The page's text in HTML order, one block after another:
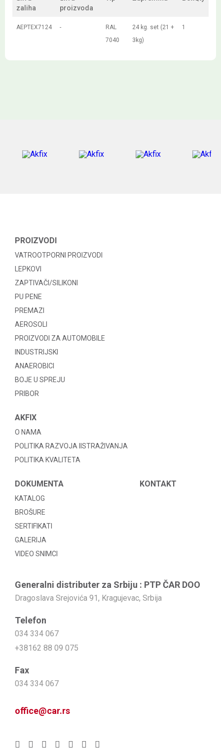
zaliha
proizvoda
AEPTEX7124 -
RAL
7040
24 kg. set (21 +
3kg)
1
PROIZVODI
VATROOTPORNI PROIZVODI
LEPKOVI
ZAPTIVAČI/SILIKONI
PU PENE
PREMAZI
AEROSOLI
PROIZVODI ZA AUTOMOBILE
INDUSTRIJSKI
ANAEROBICI
BOJE U SPREJU
PRIBOR
AKFIX
O NAMA
POLITIKA RAZVOJA IISTRAŽIVANJA
POLITIKA KVALITETA
DOKUMENTA
KATALOG
BROŠURE
SERTIFIKATI
GALERIJA
VIDEO SNIMCI
KONTAKT
Generalni distributer za Srbiju : PTP ČAR DOO
Dragoslava Srejovića 91, Kragujevac, Srbija
Telefon
034 334 067
+38162 88 09 075
Fax
034 334 067
office@car.rs